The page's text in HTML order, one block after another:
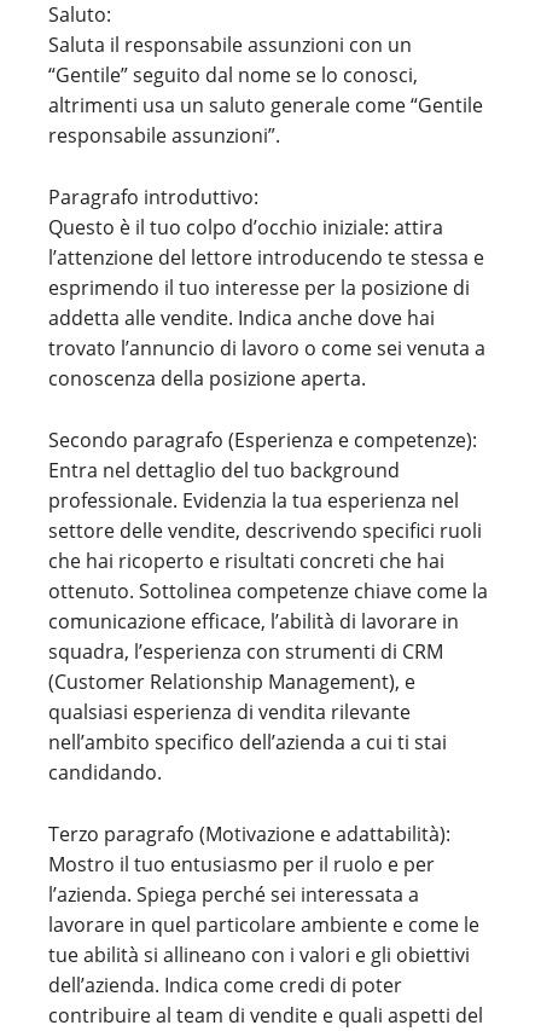
Saluto:
Saluta il responsabile assunzioni con un
“Gentile” seguito dal nome se lo conosci,
altrimenti usa un saluto generale come “Gentile
responsabile assunzioni”.
Paragrafo introduttivo:
Questo è il tuo colpo d’occhio iniziale: attira
l’attenzione del lettore introducendo te stessa e
esprimendo il tuo interesse per la posizione di
addetta alle vendite. Indica anche dove hai
trovato l’annuncio di lavoro o come sei venuta a
conoscenza della posizione aperta.
Secondo paragrafo (Esperienza e competenze):
Entra nel dettaglio del tuo background
professionale. Evidenzia la tua esperienza nel
settore delle vendite, descrivendo specifici ruoli
che hai ricoperto e risultati concreti che hai
ottenuto. Sottolinea competenze chiave come la
comunicazione efficace, l’abilità di lavorare in
squadra, l’esperienza con strumenti di CRM
(Customer Relationship Management), e
qualsiasi esperienza di vendita rilevante
nell’ambito specifico dell’azienda a cui ti stai
candidando.
Terzo paragrafo (Motivazione e adattabilità):
Mostro il tuo entusiasmo per il ruolo e per
l’azienda. Spiega perché sei interessata a
lavorare in quel particolare ambiente e come le
tue abilità si allineano con i valori e gli obiettivi
dell’azienda. Indica come credi di poter
contribuire al team di vendite e quali aspetti del